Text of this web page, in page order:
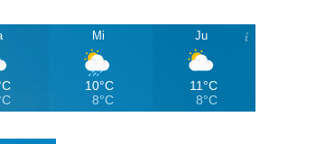
Mi
10°C
8°C
Ju
11°C
8°C